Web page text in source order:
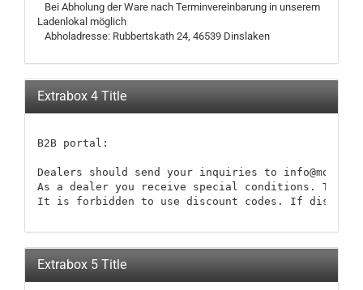
Bei Abholung der Ware nach Terminvereinbarung in unserem
Ladenlokal möglich
Abholadresse: Rubbertskath 24, 46539 Dinslaken
Extrabox 4 Title
B2B portal:
Dealers should send your inquiries to
As a dealer you receive special conditions.
It is forbidden to use discount codes. If discount
Extrabox 5 Title